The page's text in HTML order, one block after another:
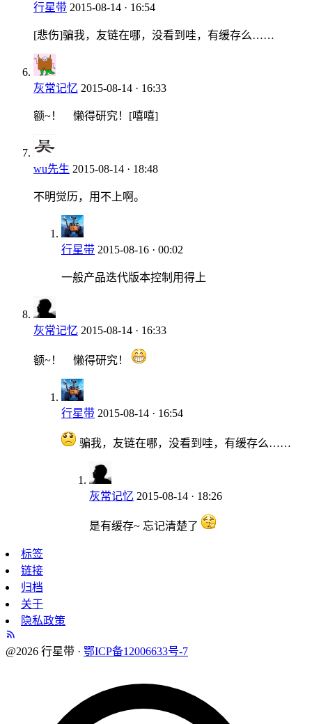
行星带 2015-08-14 · 16:54
[悲伤]骗我，友链在哪，没看到哇，有缓存么……
灰常记忆 2015-08-14 · 16:33
额~！ 懒得研究！[嘻嘻]
wu先生 2015-08-14 · 18:48
不明觉历，用不上啊。
行星带 2015-08-16 · 00:02
一般产品迭代版本控制用得上
灰常记忆 2015-08-14 · 16:33
额~！ 懒得研究！
行星带 2015-08-14 · 16:54
骗我，友链在哪，没看到哇，有缓存么……
灰常记忆 2015-08-14 · 18:26
是有缓存~ 忘记清楚了
标签
链接
归档
关于
隐私政策
@2026 行星带 · 鄂ICP备12006633号-7